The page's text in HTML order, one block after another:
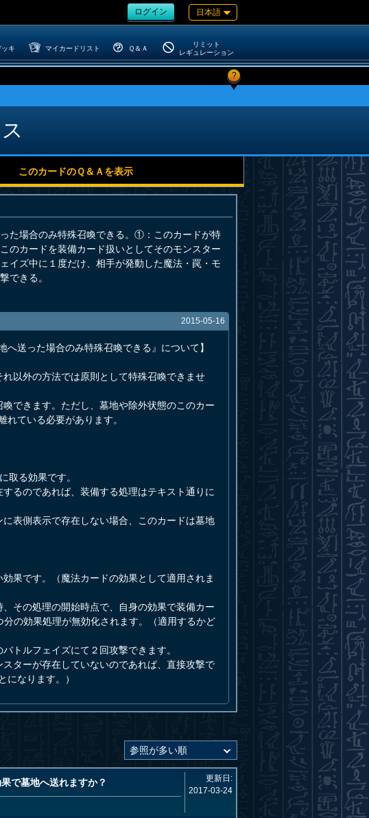
ログイン 日本語
キ マイカードリスト Ｑ＆Ａ
リミット
レギュレーション
?
このカードのＱ＆Ａを表示
た場合のみ特殊召喚できる。①：このカードが特
のカードを装備カード扱いとしてそのモンスター
イズ中に１度だけ、相手が発動した魔法・罠・モ
できる。
2015-05-16
送った場合のみ特殊召喚できる』について】
以外の方法では原則として特殊召喚できませ
できます。ただし、墓地や除外状態のこのカー
ている必要があります。
取る効果です。
るのであれば、装備する処理はテキスト通りに
表側表示で存在しない場合、このカードは墓地
果です。（魔法カードの効果として適用されま
その処理の開始時点で、自身の効果で装備カー
の効果処理が無効化されます。（適用するかど
トルフェイズにて２回攻撃できます。
ターが存在していないのであれば、直接攻撃で
なります。）
で墓地へ送れますか？
更新日:
2017-03-24